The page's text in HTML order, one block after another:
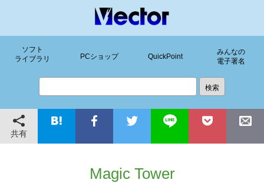
ソフト
ライブラリ
PCショップ QuickPoint
みんなの
電子署名
共有
Magic Tower